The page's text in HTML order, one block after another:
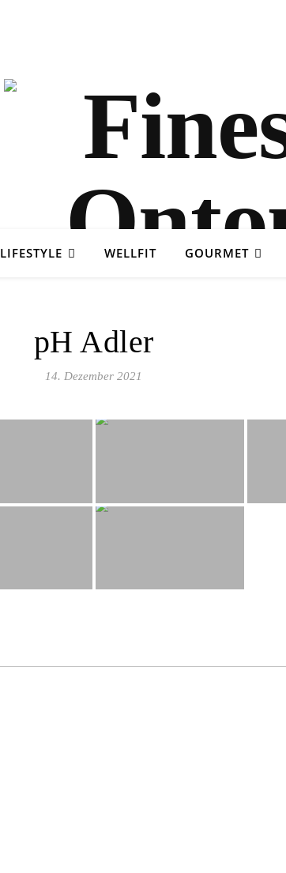
LIFESTYLE WELLFIT GOURMET
pH Adler
14. Dezember 2021